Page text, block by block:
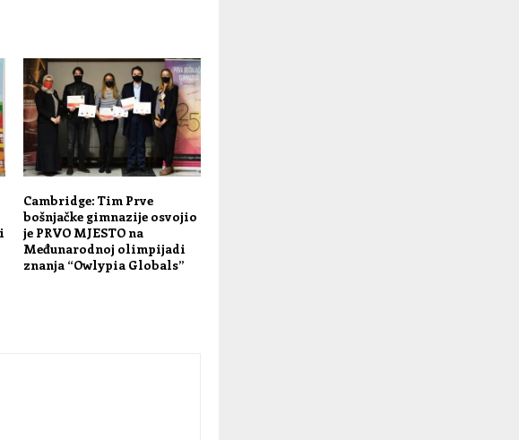
Cambridge: Tim Prve
bošnjačke gimnazije osvojio
je PRVO MJESTO na
Međunarodnoj olimpijadi
znanja “Owlypia Globals”